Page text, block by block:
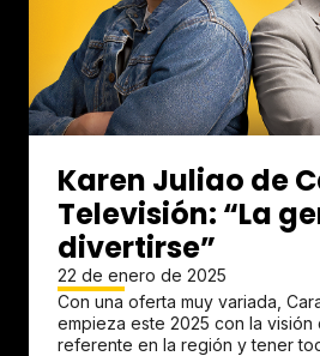
Karen Juliao de
Televisión: “La
divertirse”
22 de enero de 2025
Con una oferta muy variada,
empieza este 2025 con la visión
referente en la región y tener